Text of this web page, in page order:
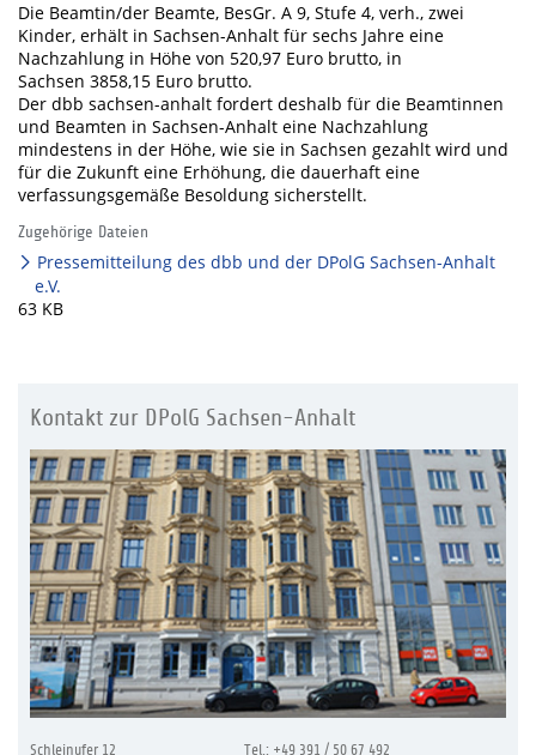
Die Beamtin/der Beamte, BesGr. A 9, Stufe 4, verh., zwei
Kinder, erhält in Sachsen-Anhalt für sechs Jahre eine
Nachzahlung in Höhe von 520,97 Euro brutto, in
Sachsen 3858,15 Euro brutto.
Der dbb sachsen-anhalt fordert deshalb für die Beamtinnen
und Beamten in Sachsen-Anhalt eine Nachzahlung
mindestens in der Höhe, wie sie in Sachsen gezahlt wird und
für die Zukunft eine Erhöhung, die dauerhaft eine
verfassungsgemäße Besoldung sicherstellt.
Zugehörige Dateien
Pressemitteilung des dbb und der DPolG Sachsen-Anhalt
e.V.
63 KB
Kontakt zur DPolG Sachsen-Anhalt
Schleinufer 12
Tel.: +49 391 / 50 67 492